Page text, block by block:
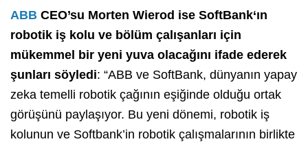
ABB CEO’su Morten Wierod ise SoftBank‘ın
robotik iş kolu ve bölüm çalışanları için
mükemmel bir yeni yuva olacağını ifade ederek
şunları söyledi: “ABB ve SoftBank, dünyanın yapay
zeka temelli robotik çağının eşiğinde olduğu ortak
görüşünü paylaşıyor. Bu yeni dönemi, robotik iş
kolunun ve Softbank’in robotik çalışmalarının birlikte